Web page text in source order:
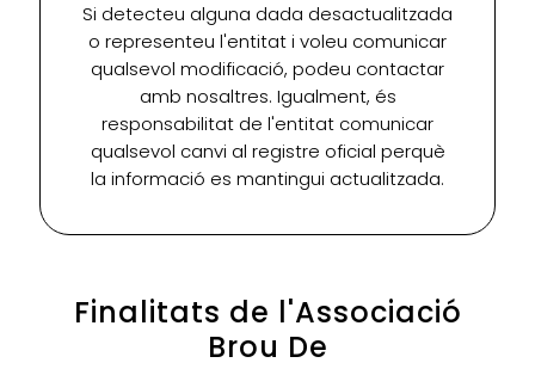
Si detecteu alguna dada desactualitzada
o representeu l'entitat i voleu comunicar
qualsevol modificació, podeu contactar
amb nosaltres. Igualment, és
responsabilitat de l'entitat comunicar
qualsevol canvi al registre oficial perquè
la informació es mantingui actualitzada.
Finalitats de l'Associació
Brou De